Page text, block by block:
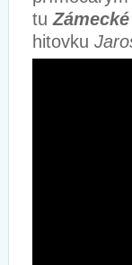
tu
hitovku